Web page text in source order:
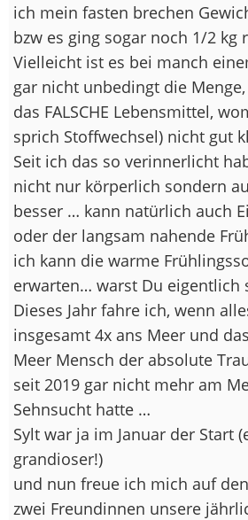
ich mein fasten brechen
bzw es ging sogar noch 1/2 kg
Vielleicht ist es bei manch
gar nicht unbedingt die
das FALSCHE Lebensmittel,
sprich Stoffwechsel) nicht gut
Seit ich das so verinnerlicht
nicht nur körperlich sondern
besser … kann natürlich auch
oder der langsam nahende
ich kann die warme
erwarten… warst Du eigentlich
Dieses Jahr fahre ich, wenn
insgesamt 4x ans Meer und
Meer Mensch der absolute
seit 2019 gar nicht mehr am
Sehnsucht hatte …
Sylt war ja im Januar der Start
grandioser!)
und nun freue ich mich auf
zwei Freundinnen unsere